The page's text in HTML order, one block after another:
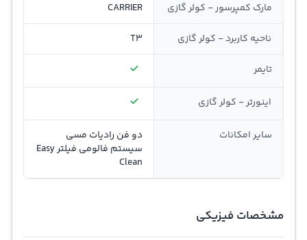
مارک کمپرسور - کولر گازی CARRIER
ناحیه کاربرد - کولر گازی T3
تایمر
اینورتر - کولر گازی
سایر امکانات
دو فن رادیات مسی
سیستم فالومی فیلتر Easy
Clean
مشخصات فیزیکی